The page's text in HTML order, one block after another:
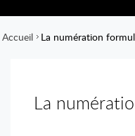
Accueil La numération
La